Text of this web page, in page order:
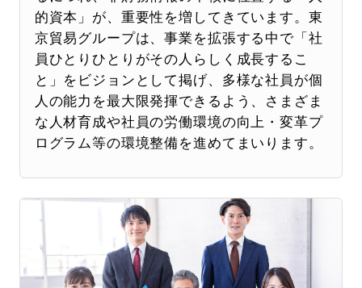
的資本」が、重要性を増してきています。東
京貿易グループは、事業を拡張する中で「社
員ひとりひとりがその人らしく成長するこ
と」をビジョンとして掲げ、多様な社員が個
人の能力を最大限発揮できるよう、さまざま
な人材育成や社員の労働環境の向上・変革プ
ログラム等の環境整備を進めてまいります。